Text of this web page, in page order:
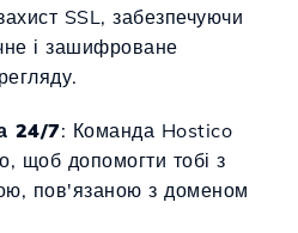
SSL, забезпечуючи
і зашифроване
24/7: Команда Hostico
щоб допомогти тобі з
пов'язаною з доменом